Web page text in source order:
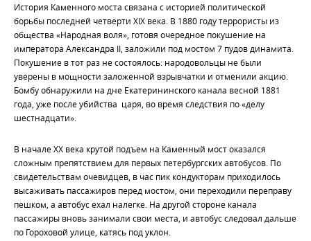
История Каменного моста связана с историей политической
борьбы последней четверти XIX века. В 1880 году террористы из
общества «Народная воля», готовя очередное покушение на
императора Александра II, заложили под мостом 7 пудов динамита.
Покушение в тот раз не состоялось: народовольцы не были
уверены в мощности заложенной взрывчатки и отменили акцию.
Бомбу обнаружили на дне Екатерининского канала весной 1881
года, уже после убийства царя, во время следствия по «делу
шестнадцати».
В начале XX века крутой подъем на Каменный мост оказался
сложным препятствием для первых петербургских автобусов. По
свидетельствам очевидцев, в час пик кондукторам приходилось
высаживать пассажиров перед мостом, они переходили переправу
пешком, а автобус ехал налегке. На другой стороне канала
пассажиры вновь занимали свои места, и автобус следовал дальше
по Гороховой улице, катясь под уклон.